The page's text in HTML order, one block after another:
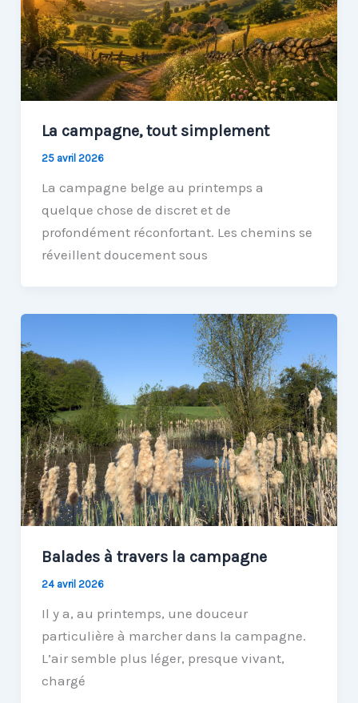
La campagne, tout simplement
25 avril 2026
La campagne belge au printemps a
quelque chose de discret et de
profondément réconfortant. Les chemins se
réveillent doucement sous
Balades à travers la campagne
24 avril 2026
Il y a, au printemps, une douceur
particulière à marcher dans la campagne.
L’air semble plus léger, presque vivant,
chargé